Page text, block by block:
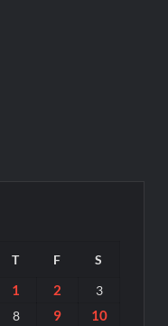
T F S
1 2
3
8 9
10